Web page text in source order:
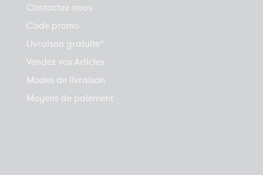
Contactez-nous
Code promo
Livraison gratuite*
Vendez vos Articles
Modes de livraison
Moyens de paiement